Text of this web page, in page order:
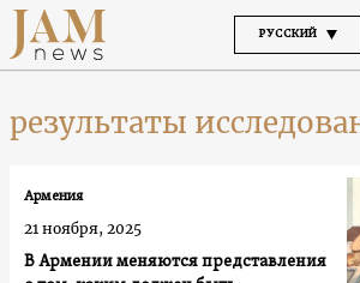
РУССКИЙ
результаты
В Армении меняются представления
Армения
21 ноября, 2025